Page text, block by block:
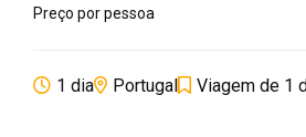
Preço por pessoa
1 dia Portugal Viagem de 1